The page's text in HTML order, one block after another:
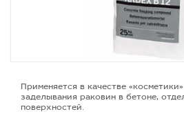
Применяется в качестве
заделывания раковин в бетоне,
поверхностей.